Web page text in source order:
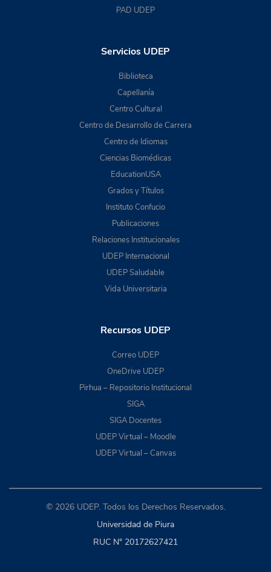
PAD UDEP
Servicios UDEP
Biblioteca
Capellanía
Centro Cultural
Centro de Desarrollo de Carrera
Centro de Idiomas
Ciencias Biomédicas
EducationUSA
Grados y Títulos
Instituto Confucio
Publicaciones
Relaciones Institucionales
UDEP Internacional
UDEP Saludable
Vida Universitaria
Recursos UDEP
Correo UDEP
OneDrive UDEP
Pirhua – Repositorio Institucional
SIGA
SIGA Docentes
UDEP Virtual – Moodle
UDEP Virtual – Canvas
© 2026 UDEP. Todos los Derechos Reservados.
Universidad de Piura
RUC N° 20172627421